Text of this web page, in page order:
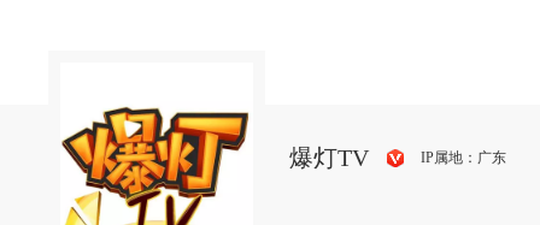
爆灯TV IP属地：广东